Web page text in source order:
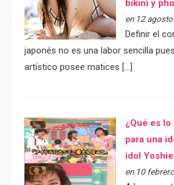
bikini y
en 12
Definir el
japonés no es una labor sencilla
artístico posee matices […]
¿Qué es
para una
idol
en 10